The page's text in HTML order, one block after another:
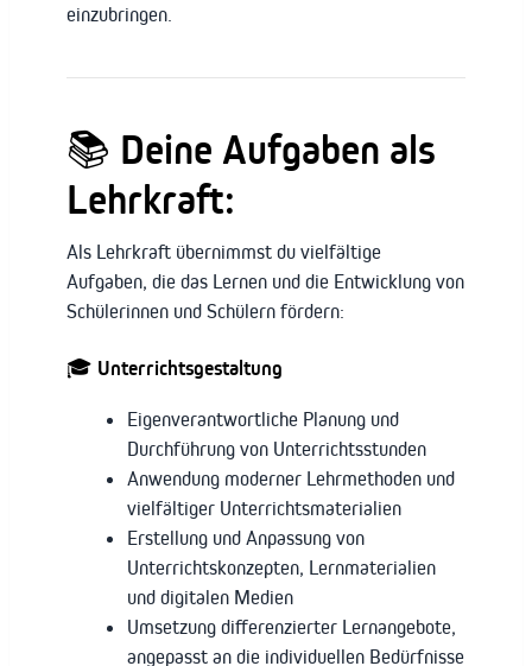
einzubringen.
📚 Deine Aufgaben als
Lehrkraft:
Als Lehrkraft übernimmst du vielfältige
Aufgaben, die das Lernen und die Entwicklung von
Schülerinnen und Schülern fördern:
🎓 Unterrichtsgestaltung
Eigenverantwortliche Planung und
Durchführung von Unterrichtsstunden
Anwendung moderner Lehrmethoden und
vielfältiger Unterrichtsmaterialien
Erstellung und Anpassung von
Unterrichtskonzepten, Lernmaterialien
und digitalen Medien
Umsetzung differenzierter Lernangebote,
angepasst an die individuellen Bedürfnisse